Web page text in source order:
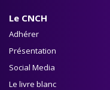
Le CNCH
Adhérer
Présentation
Social Media
Le livre blanc